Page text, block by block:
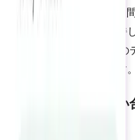
AIが応答を下書きし、人
ます。人間の監視を維持
〜80%節約します。この
ントの人員を削減します
カレーション（問い